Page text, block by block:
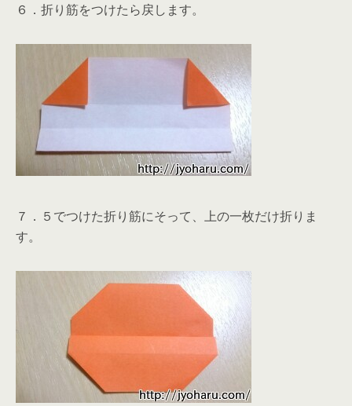
６．折り筋をつけたら戻します。
７．５でつけた折り筋にそって、上の一枚だけ折りま
す。